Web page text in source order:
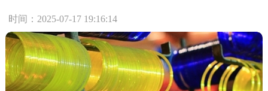
时间：2025-07-17 19:16:14